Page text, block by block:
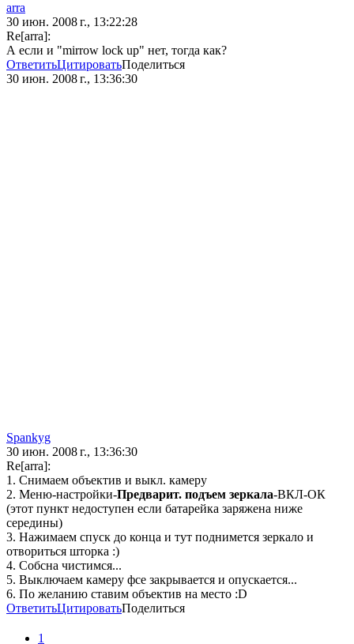
arra
30 июн. 2008 г., 13:22:28
Re[arra]:
А если и "mirrow lock up" нет, тогда как?
ОтветитьЦитироватьПоделиться
30 июн. 2008 г., 13:36:30
Spankyg
30 июн. 2008 г., 13:36:30
Re[arra]:
1. Снимаем объектив и выкл. камеру
2. Меню-настройки-Предварит. подъем зеркала-ВКЛ-ОК
(этот пункт недоступен если батарейка заряжена ниже
середины)
3. Нажимаем спуск до конца и тут поднимется зеркало и
отвориться шторка :)
4. Собсна чистимся...
5. Выключаем камеру фсе закрывается и опускается...
6. По желанию ставим объектив на место :D
ОтветитьЦитироватьПоделиться
1